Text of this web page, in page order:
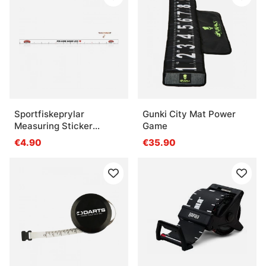
Sportfiskeprylar
Measuring Sticker
Transparent - 136x5cm
€4.90
Gunki City Mat Power
Game
€35.90